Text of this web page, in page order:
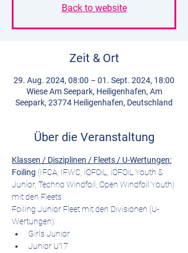
Back to website
Zeit & Ort
29. Aug. 2024, 08:00 – 01. Sept. 2024, 18:00
Wiese Am Seepark, Heiligenhafen, Am
Seepark, 23774 Heiligenhafen, Deutschland
Über die Veranstaltung
Klassen / Disziplinen / Fleets / U-Wertungen:
Foiling (IFCA, IFWC, iQFOiL, iQFOiL Youth &
Junior, Techno Windfoil, Open Windfoil Youth)
mit den Fleets:
Foiling Junior Fleet mit den Divisionen (U-
Wertungen):
Girls Junior
Junior U17